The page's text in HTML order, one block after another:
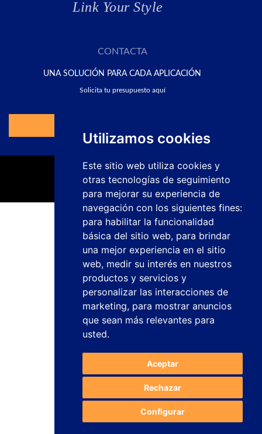
Utilizamos cookies
Este sitio web utiliza cookies y
otras tecnologías de seguimiento
para mejorar su experiencia de
navegación con los siguientes fines:
para habilitar la funcionalidad
básica del sitio web, para brindar
una mejor experiencia en el sitio
web, medir su interés en nuestros
productos y servicios y
personalizar las interacciones de
marketing, para mostrar anuncios
que sean más relevantes para
usted.
Aceptar
Rechazar
Configurar
CONTACTA
UNA SOLUCIÓN PARA CADA APLICACIÓN
Solicita tu presupuesto aquí
Política de privacidad
Aviso legal
Política de cookies
Canal de denuncias
Trabaja con nosotros
Configurar cookies
studiogenesis.es
Diseño web y desarrollo